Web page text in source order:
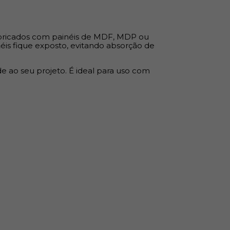
planejados
com painéis de MDF, MDP ou
fique exposto, evitando absorção de
ao seu projeto. É ideal para uso com